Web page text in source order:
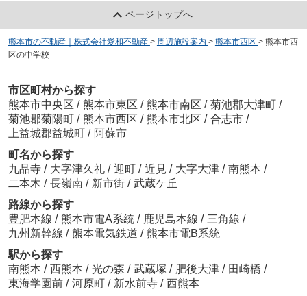
ページトップへ
熊本市の不動産｜株式会社愛和不動産 > 周辺施設案内 > 熊本市西区 > 熊本市西
区の中学校
市区町村から探す
熊本市中央区 / 熊本市東区 / 熊本市南区 / 菊池郡大津町 /
菊池郡菊陽町 / 熊本市西区 / 熊本市北区 / 合志市 /
上益城郡益城町 / 阿蘇市
町名から探す
九品寺 / 大字津久礼 / 迎町 / 近見 / 大字大津 / 南熊本 /
二本木 / 長嶺南 / 新市街 / 武蔵ケ丘
路線から探す
豊肥本線 / 熊本市電A系統 / 鹿児島本線 / 三角線 /
九州新幹線 / 熊本電気鉄道 / 熊本市電B系統
駅から探す
南熊本 / 西熊本 / 光の森 / 武蔵塚 / 肥後大津 / 田崎橋 /
東海学園前 / 河原町 / 新水前寺 / 西熊本